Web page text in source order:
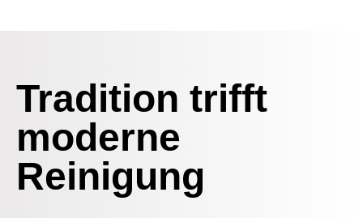
Tradition trifft
moderne
Reinigung